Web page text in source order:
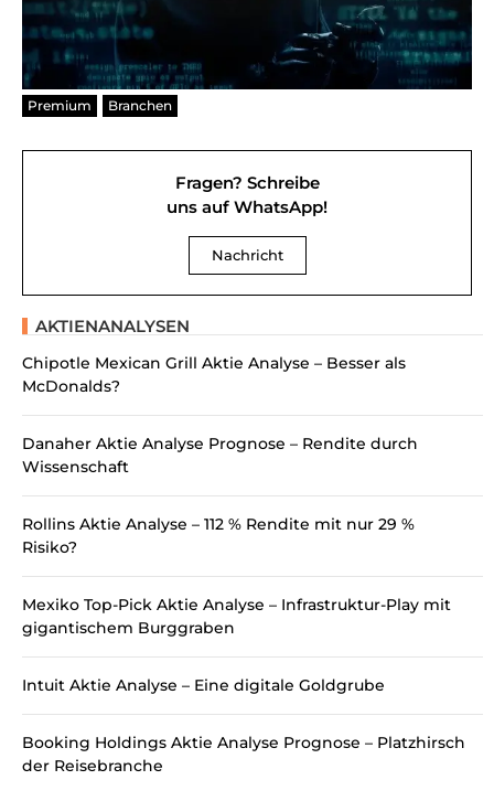
Premium Branchen
Fragen? Schreibe
uns auf WhatsApp!
Nachricht
AKTIENANALYSEN
Chipotle Mexican Grill Aktie Analyse – Besser als
McDonalds?
Danaher Aktie Analyse Prognose – Rendite durch
Wissenschaft
Rollins Aktie Analyse – 112 % Rendite mit nur 29 %
Risiko?
Mexiko Top-Pick Aktie Analyse – Infrastruktur-Play mit
gigantischem Burggraben
Intuit Aktie Analyse – Eine digitale Goldgrube
Booking Holdings Aktie Analyse Prognose – Platzhirsch
der Reisebranche